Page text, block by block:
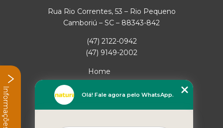
Rua Rio Correntes, 53 – Rio Pequeno
Camboriú – SC – 88343-842
(47) 2122-0942
(47) 9149-2002
Home
Empresa
Missão
Olá! Fale agora pelo WhatsApp.
Informações